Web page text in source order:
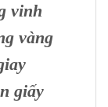
vinh
vàng
giấy